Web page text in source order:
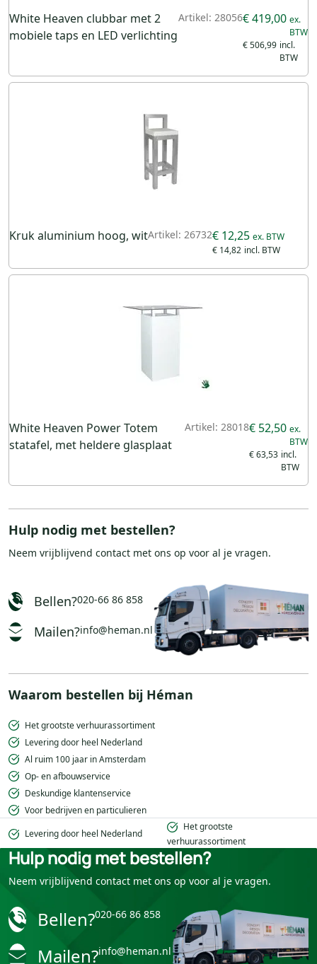
White Heaven clubbar met 2
mobiele taps en LED verlichting
Artikel: 28056
€ 506,99
€ 419,00
Kruk aluminium hoog, witArtikel: 26732
€ 14,82
€ 12,25
White Heaven Power Totem
statafel, met heldere glasplaat
Artikel: 28018
€ 63,53
€ 52,50
Hulp nodig met bestellen?
Neem vrijblijvend contact met ons op voor al je vragen.
Bellen?020-66 86 858
Mailen?info@heman.nl
Waarom bestellen bij Héman
Het grootste verhuurassortiment
Levering door heel Nederland
Al ruim 100 jaar in Amsterdam
Op- en afbouwservice
Deskundige klantenservice
Voor bedrijven en particulieren
Levering door heel Nederland
Het grootste
verhuurassortiment
Hulp nodig met bestellen?
Neem vrijblijvend contact met ons op voor al je vragen.
Bellen?020-66 86 858
Mailen?info@heman.nl